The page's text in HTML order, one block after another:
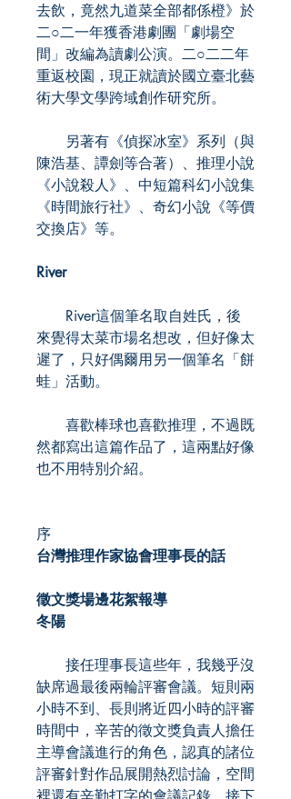
去飲，竟然九道菜全部都係橙》於
二○二一年獲香港劇團「劇場空
間」改編為讀劇公演。二○二二年
重返校園，現正就讀於國立臺北藝
術大學文學跨域創作研究所。
另著有《偵探冰室》系列（與
陳浩基、譚劍等合著）、推理小說
《小說殺人》、中短篇科幻小說集
《時間旅行社》、奇幻小說《等價
交換店》等。
River
River這個筆名取自姓氏，後
來覺得太菜市場名想改，但好像太
遲了，只好偶爾用另一個筆名「餅
蛙」活動。
喜歡棒球也喜歡推理，不過既
然都寫出這篇作品了，這兩點好像
也不用特別介紹。
序
台灣推理作家協會理事長的話
徵文獎場邊花絮報導
冬陽
接任理事長這些年，我幾乎沒
缺席過最後兩輪評審會議。短則兩
小時不到、長則將近四小時的評審
時間中，辛苦的徵文獎負責人擔任
主導會議進行的角色，認真的諸位
評審針對作品展開熱烈討論，空間